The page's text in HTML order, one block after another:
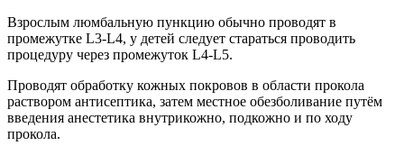
Взрослым люмбальную пункцию обычно проводят в
промежутке L3-L4, у детей следует стараться проводить
процедуру через промежуток L4-L5.
Проводят обработку кожных покровов в области прокола
раствором антисептика, затем местное обезболивание путём
введения анестетика внутрикожно, подкожно и по ходу
прокола.